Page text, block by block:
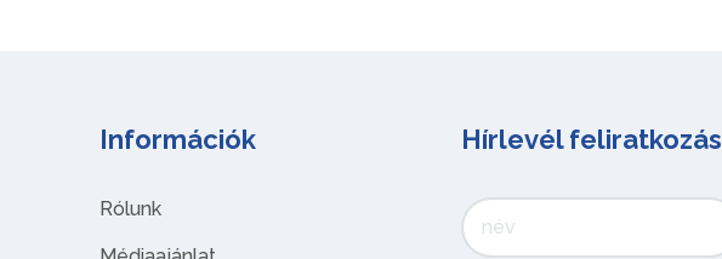
Információk
Rólunk
Hírlevél feliratkozás